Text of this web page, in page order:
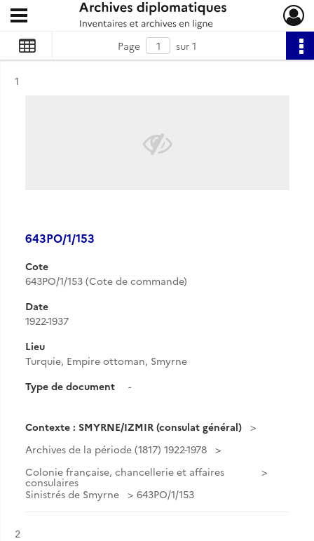
Archives diplomatiques
Ouvrir le menu déroulant
Page sur 1
Résultat n°
1
643PO/1/153
Cote
643PO/1/153 (Cote de commande)
Date
1922-1937
Lieu
Turquie, Empire ottoman, Smyrne
Type de document
-
Contexte : SMYRNE/IZMIR (consulat général)
Archives de la période (1817) 1922-1978
Colonie française, chancellerie et affaires
consulaires
Sinistrés de Smyrne
643PO/1/153
Résultat n°
2